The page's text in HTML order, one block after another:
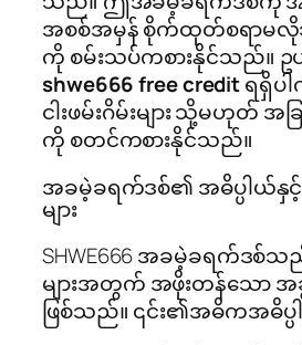
အစစ်အမှန် စိုက်ထုတ်စရာမလိုဘဲ
ကို စမ်းသပ်ကစားနိုင်သည်။ ဥပ
shwe666 free creditရရှိပါ
ငါးဖမ်းဂိမ်းများ သို့မဟုတ် အခြ
ကို စတင်ကစားနိုင်သည်။
အခမဲ့ခရက်ဒစ်၏ အဓိပ္ပါယ်နှင့်
များ
SHWE666 အခမဲ့ခရက်ဒစ်သ
များအတွက် အဖိုးတန်သော
ဖြစ်သည်။ ၎င်း၏အဓိကအဓိပ္ပ